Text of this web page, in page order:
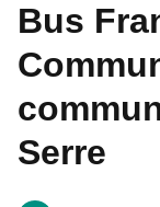
Bus
Serre